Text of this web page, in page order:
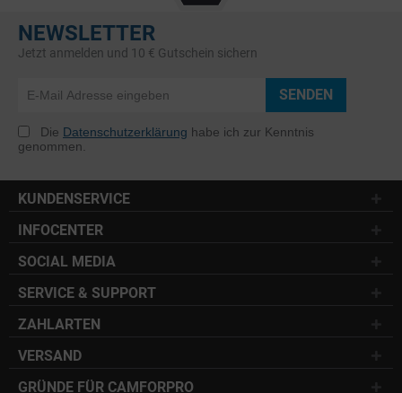
NEWSLETTER
Jetzt anmelden und 10 € Gutschein sichern
SENDEN
Die Datenschutzerklärung habe ich zur Kenntnis
genommen.
KUNDENSERVICE
INFOCENTER
SOCIAL MEDIA
SERVICE & SUPPORT
ZAHLARTEN
VERSAND
GRÜNDE FÜR CAMFORPRO